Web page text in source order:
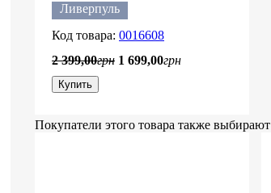
Ливерпуль
0016608
2 399,00грн 1 699,00грн
Купить
Покупатели этого товара также выбирают